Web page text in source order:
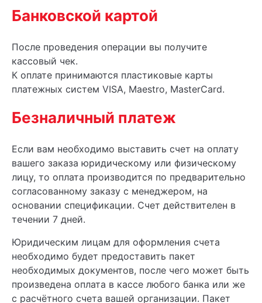
Банковской картой
После проведения операции вы получите
кассовый чек.
К оплате принимаются пластиковые карты
платежных систем VISA, Maestro, MasterCard.
Безналичный платеж
Если вам необходимо выставить счет на оплату
вашего заказа юридическому или физическому
лицу, то оплата производится по предварительно
согласованному заказу с менеджером, на
основании спецификации. Счет действителен в
течении 7 дней.
Юридическим лицам для оформления счета
необходимо будет предоставить пакет
необходимых документов, после чего может быть
произведена оплата в кассе любого банка или же
с расчётного счета вашей организации. Пакет